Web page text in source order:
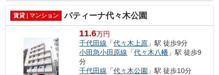
賃貸 | マンション パティーナ代々木公園
11.6万円
千代田線 「代々木上原 」駅 徒歩9分
小田急小田原線 「代々木八幡 」駅 徒歩9
分
千代田線 「代々木公園 」駅 徒歩10分